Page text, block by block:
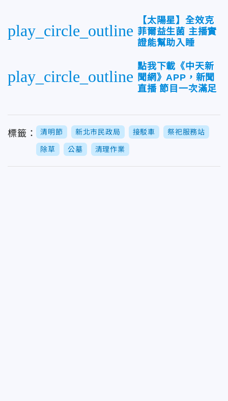
play_circle_outline
【太陽星】全效克
菲爾益生菌 主播實
證能幫助入睡
play_circle_outline
點我下載《中天新
聞網》APP，新聞
直播 節目一次滿足
標籤： 清明節 新北市民政局 接駁車 祭祀服務站
除草 公墓 清理作業